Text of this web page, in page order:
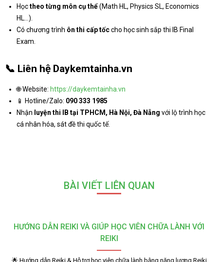
Họctheo từng môn cụ thể(Math HL, Physics SL, Economics
HL…).
Có chương trình ôn thi cấp tốccho học sinh sắp thi IB Final
Exam.
📞 Liên hệ Daykemtainha.vn
🌐 Website: https://daykemtainha.vn
📱 Hotline/Zalo: 090 333 1985
Nhận luyện thi IB tại TPHCM, Hà Nội, Đà Nẵng với lộ trình học
cá nhân hóa, sát đề thi quốc tế.
BÀI VIẾT LIÊN QUAN
HƯỚNG DẪN REIKI VÀ GIÚP HỌC VIÊN CHỮA LÀNH VỚI
REIKI
🌟 Hướng dẫn Reiki & Hỗ trợ học viên chữa lành bằng năng lượng Reiki